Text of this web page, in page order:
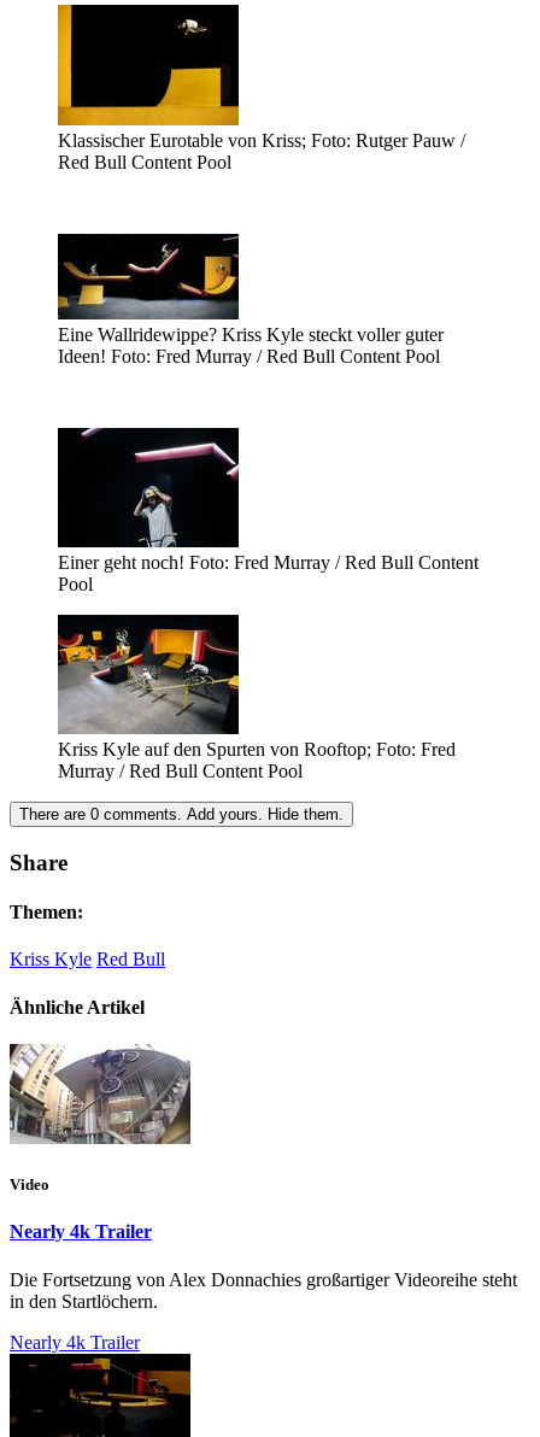
Klassischer Eurotable von Kriss; Foto: Rutger Pauw /
Red Bull Content Pool
Eine Wallridewippe? Kriss Kyle steckt voller guter
Ideen! Foto: Fred Murray / Red Bull Content Pool
Einer geht noch! Foto: Fred Murray / Red Bull Content
Pool
Kriss Kyle auf den Spurten von Rooftop; Foto: Fred
Murray / Red Bull Content Pool
There are 0 comments. Add yours. Hide them.
Share
Themen:
Kriss Kyle Red Bull
Ähnliche Artikel
Video
Nearly 4k Trailer
Die Fortsetzung von Alex Donnachies großartiger Videoreihe steht
in den Startlöchern.
Nearly 4k Trailer